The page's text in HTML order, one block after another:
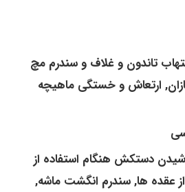
تاندون و غلاف و سندرم مچ
ارتعاش و خستگی ماهیچه
دستکش هنگام استفاده از
از عقده ها, سندرم انگشت ماشه,